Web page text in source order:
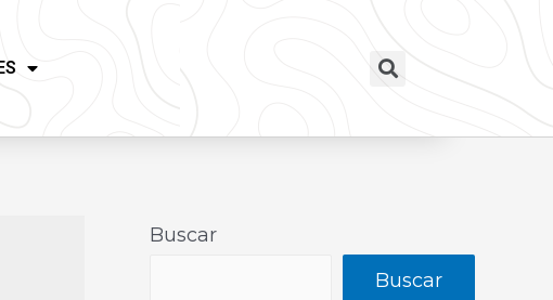
Buscar
Buscar